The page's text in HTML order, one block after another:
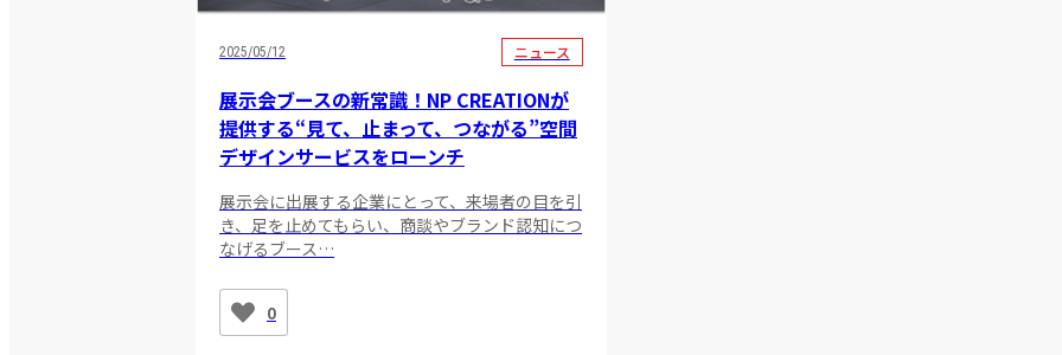
2025/05/12 ニュース
展示会ブースの新常識！NP CREATIONが
提供する“見て、止まって、つながる”空間
デザインサービスをローンチ
展示会に出展する企業にとって、来場者の目を引
き、足を止めてもらい、商談やブランド認知につ
なげるブース…
0